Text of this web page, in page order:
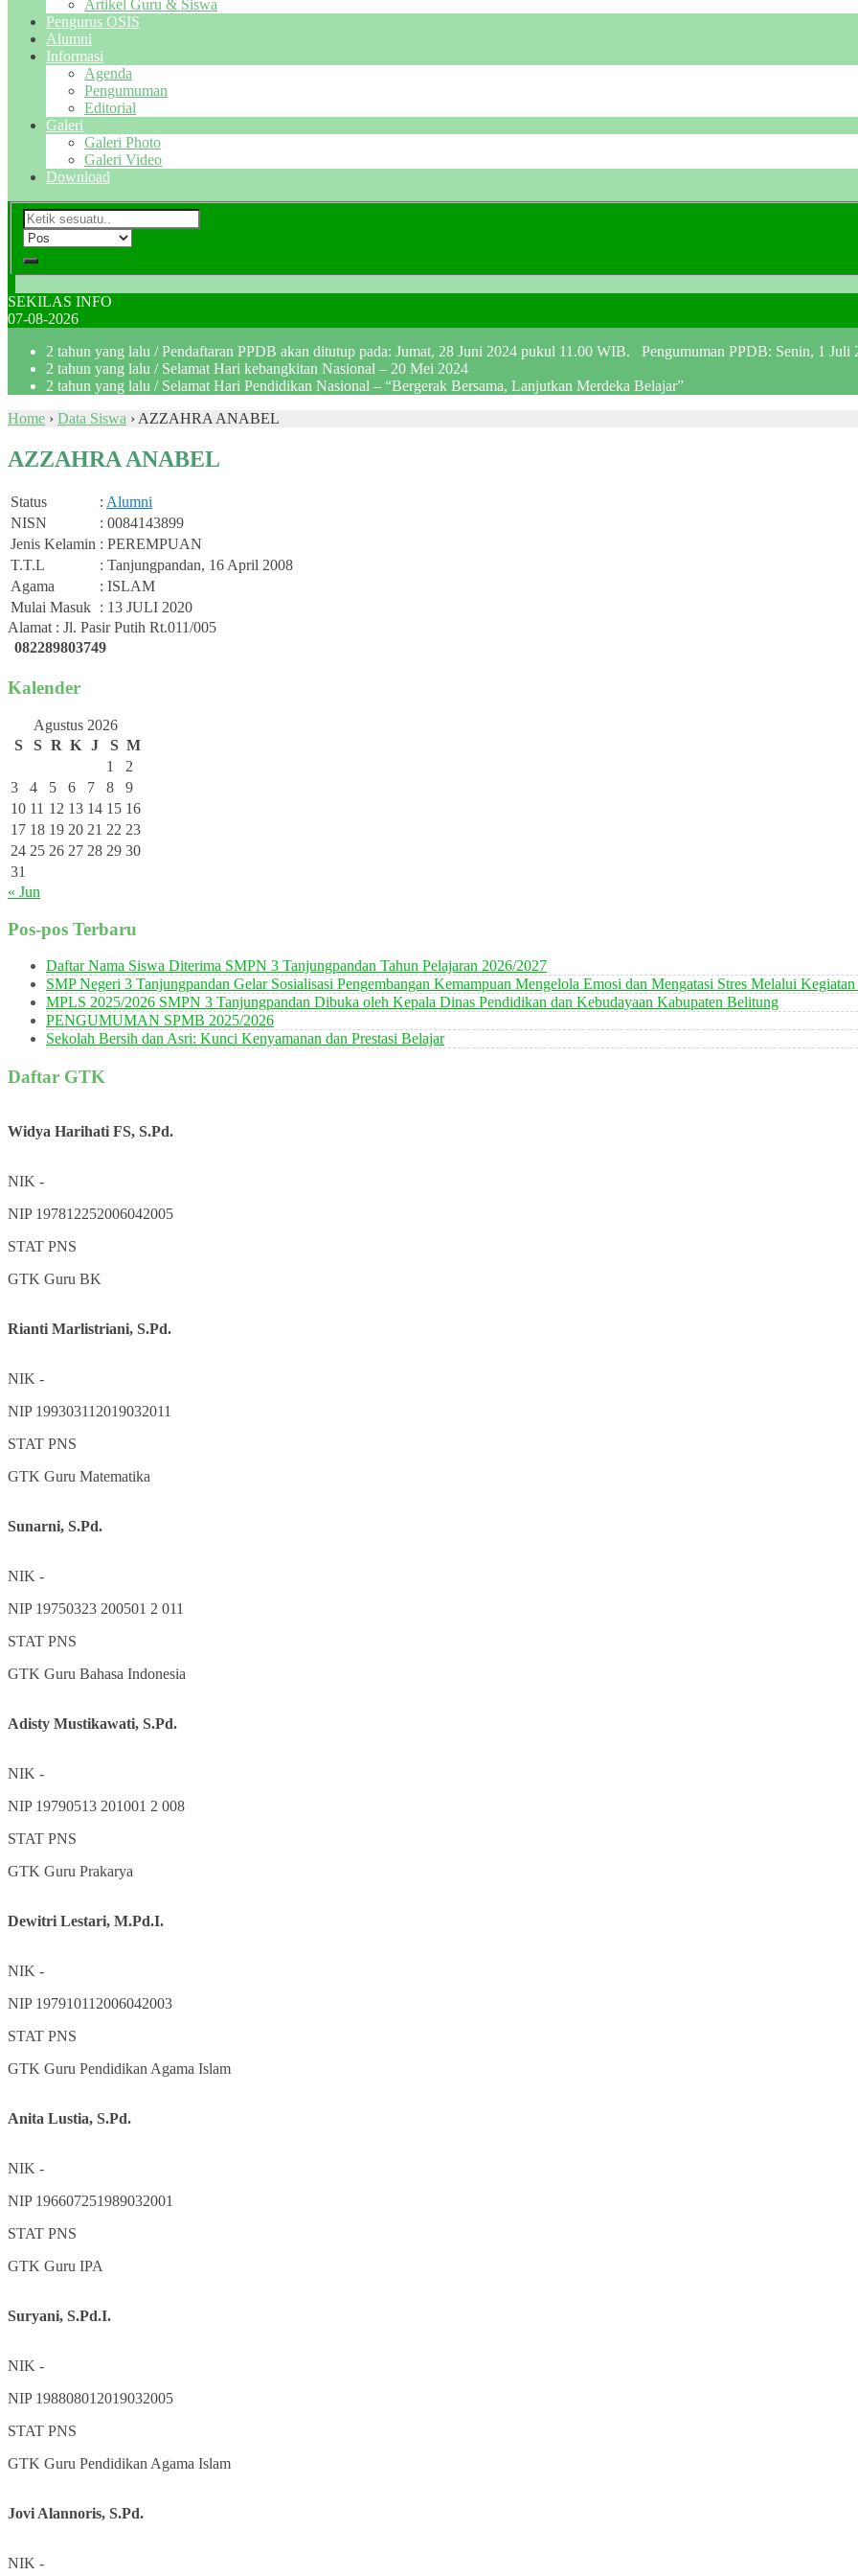
Artikel Guru & Siswa
Pengurus OSIS
Alumni
Informasi
Agenda
Pengumuman
Editorial
Galeri
Galeri Photo
Galeri Video
Download
SEKILAS INFO
07-08-2026
2 tahun yang lalu / Pendaftaran PPDB akan ditutup pada: Jumat, 28 Juni 2024 pukul 11.00 WIB. Pengumuman PPDB: Senin, 1 Juli
2 tahun yang lalu / Selamat Hari kebangkitan Nasional – 20 Mei 2024
2 tahun yang lalu / Selamat Hari Pendidikan Nasional – “Bergerak Bersama, Lanjutkan Merdeka Belajar”
Home › Data Siswa › AZZAHRA ANABEL
AZZAHRA ANABEL
Status : Alumni
NISN
: 0084143899
Jenis Kelamin : PEREMPUAN
T.T.L
: Tanjungpandan, 16 April 2008
Agama
: ISLAM
Mulai Masuk : 13 JULI 2020
Alamat : Jl. Pasir Putih Rt.011/005
082289803749
Kalender
Agustus 2026
S
S R K J S M
1
2
3
4 5 6 7 8
9
10 11 12 13 14 15 16
17 18 19 20 21 22 23
24 25 26 27 28 29 30
31
« Jun
Pos-pos Terbaru
Daftar Nama Siswa Diterima SMPN 3 Tanjungpandan Tahun Pelajaran 2026/2027
SMP Negeri 3 Tanjungpandan Gelar Sosialisasi Pengembangan Kemampuan Mengelola Emosi dan Mengatasi Stres Melalui
MPLS 2025/2026 SMPN 3 Tanjungpandan Dibuka oleh Kepala Dinas Pendidikan dan Kebudayaan Kabupaten Belitung
PENGUMUMAN SPMB 2025/2026
Sekolah Bersih dan Asri: Kunci Kenyamanan dan Prestasi Belajar
Daftar GTK
Widya Harihati FS, S.Pd.
NIK -
NIP 197812252006042005
STAT PNS
GTK Guru BK
Rianti Marlistriani, S.Pd.
NIK -
NIP 199303112019032011
STAT PNS
GTK Guru Matematika
Sunarni, S.Pd.
NIK -
NIP 19750323 200501 2 011
STAT PNS
GTK Guru Bahasa Indonesia
Adisty Mustikawati, S.Pd.
NIK -
NIP 19790513 201001 2 008
STAT PNS
GTK Guru Prakarya
Dewitri Lestari, M.Pd.I.
NIK -
NIP 197910112006042003
STAT PNS
GTK Guru Pendidikan Agama Islam
Anita Lustia, S.Pd.
NIK -
NIP 196607251989032001
STAT PNS
GTK Guru IPA
Suryani, S.Pd.I.
NIK -
NIP 198808012019032005
STAT PNS
GTK Guru Pendidikan Agama Islam
Jovi Alannoris, S.Pd.
NIK -